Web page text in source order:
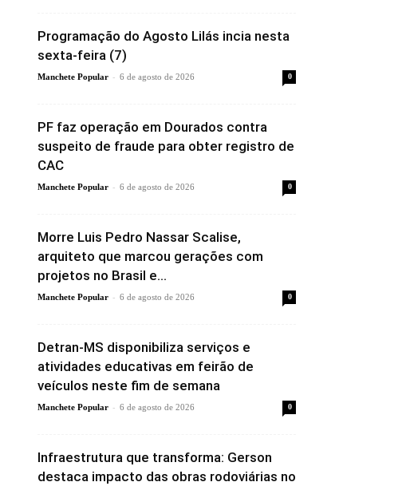
Programação do Agosto Lilás incia nesta
sexta-feira (7)
Manchete Popular - 6 de agosto de 2026 0
PF faz operação em Dourados contra
suspeito de fraude para obter registro de
CAC
Manchete Popular - 6 de agosto de 2026 0
Morre Luis Pedro Nassar Scalise,
arquiteto que marcou gerações com
projetos no Brasil e...
Manchete Popular - 6 de agosto de 2026 0
Detran-MS disponibiliza serviços e
atividades educativas em feirão de
veículos neste fim de semana
Manchete Popular - 6 de agosto de 2026 0
Infraestrutura que transforma: Gerson
destaca impacto das obras rodoviárias no